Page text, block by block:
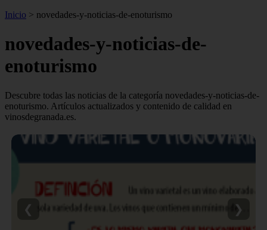
Inicio > novedades-y-noticias-de-enoturismo
novedades-y-noticias-de-
enoturismo
Descubre todas las noticias de la categoría novedades-y-noticias-de-
enoturismo. Artículos actualizados y contenido de calidad en
vinosdegranada.es.
❮ ❯